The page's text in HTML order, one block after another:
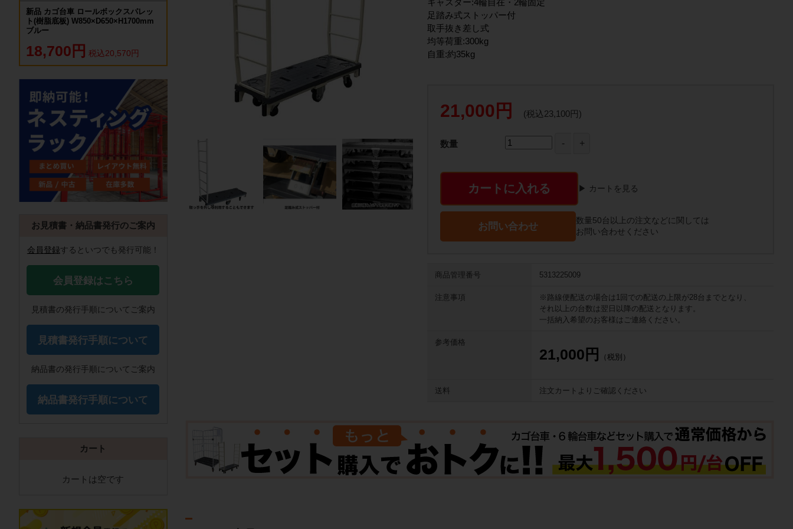
キャスター:4輪自在・2輪固定
足踏み式ストッパー付
取手抜き差し式
均等荷重:300kg
自重:約35kg
21,000円 (税込23,100円)
数量
カートに入れる ▶ カートを見る
お問い合わせ
数量50台以上の注文などに関しては
お問い合わせください
商品管理番号 5313225009
注意事項
※路線便配送の場合は1回での配送の上限が28台までとなり、
それ以上の台数は翌日以降の配送となります。
一括納入希望のお客様はご連絡ください。
参考価格
21,000円 （税別）
送料 注文カートよりご確認ください
新品 カゴ台車 ロールボックスパレッ
ト(樹脂底板) W850×D650×H1700mm
ブルー
18,700円 税込20,570円
お見積書・納品書発行のご案内
会員登録するといつでも発行可能！
会員登録はこちら
見積書の発行手順についてご案内
見積書発行手順について
納品書の発行手順についてご案内
納品書発行手順について
カート
カートは空です